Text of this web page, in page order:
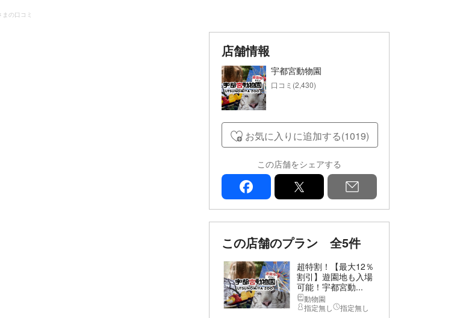
まの口コミ
店舗情報
宇都宮動物園
口コミ(2,430)
お気に入りに追加する(1019)
この店舗をシェアする
facebook
この店舗のプラン 全5件
超特割！【最大12％
割引】遊園地も入場
可能！宇都宮動...
動物園
指定無し
指定無し